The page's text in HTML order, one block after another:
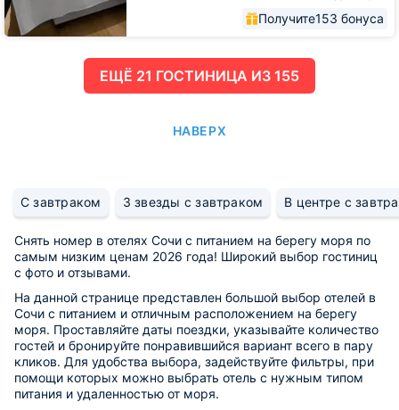
Получите153 бонуса
ЕЩË 21 ГОСТИНИЦА ИЗ 155
НАВЕРХ
С завтраком 3 звезды с завтраком В центре с
Снять номер в отелях Сочи с питанием на берегу моря по
самым низким ценам 2026 года! Широкий выбор гостиниц
с фото и отзывами.
На данной странице представлен большой выбор отелей в
Сочи c питанием и отличным расположением на берегу
моря. Проставляйте даты поездки, указывайте количество
гостей и бронируйте понравившийся вариант всего в пару
кликов. Для удобства выбора, задействуйте фильтры, при
помощи которых можно выбрать отель с нужным типом
питания и удаленностью от моря.